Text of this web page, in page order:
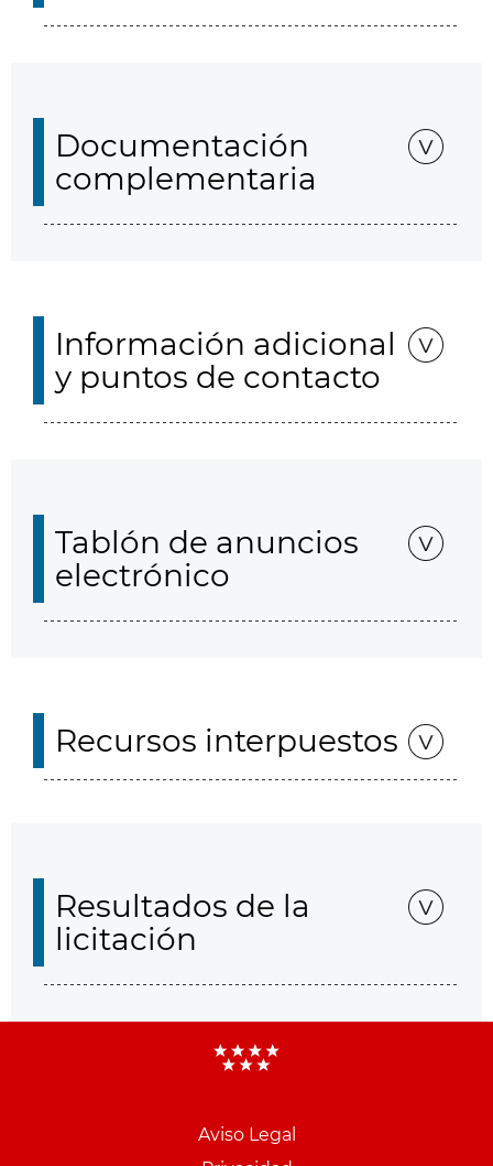
Documentación
complementaria
Información adicional
y puntos de contacto
Tablón de anuncios
electrónico
Recursos interpuestos
Resultados de la
licitación
Aviso Legal